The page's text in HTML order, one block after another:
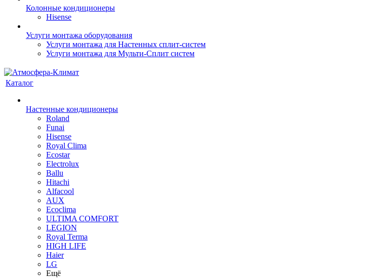
Колонные кондиционеры
Hisense
Услуги монтажа оборудования
Услуги монтажа для Настенных сплит-систем
Услуги монтажа для Мульти-Сплит систем
Каталог
Настенные кондиционеры
Roland
Funai
Hisense
Royal Clima
Ecostar
Electrolux
Ballu
Hitachi
Alfacool
AUX
Ecoclima
ULTIMA COMFORT
LEGION
Royal Terma
HIGH LIFE
Haier
LG
Ещё